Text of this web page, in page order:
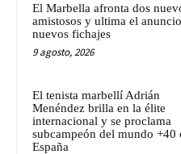
El Marbella afronta dos
amistosos y ultima el
nuevos fichajes
9 agosto, 2026
El tenista marbellí Adrián
Menéndez brilla en la élite
internacional y se proclama
subcampeón del mundo +40
España